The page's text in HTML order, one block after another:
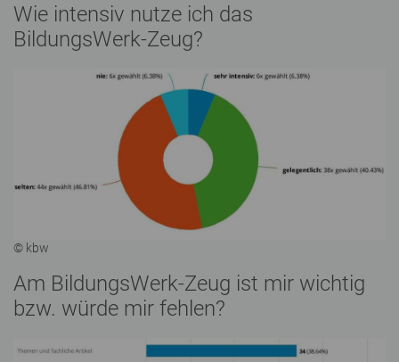
Wie intensiv nutze ich das
BildungsWerk-Zeug?
© kbw
Am BildungsWerk-Zeug ist mir wichtig
bzw. würde mir fehlen?